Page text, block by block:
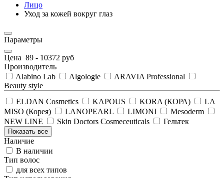
Лицо
Уход за кожей вокруг глаз
Параметры
Цена 89 - 10372 руб
Производитель
Alabino Lab
Algologie
ARAVIA Professional
Beauty style
ELDAN Cosmetics
KAPOUS KORA (КОРА)
LA
MISO (Корея)
LANOPEARL LIMONI
Mesoderm
NEW LINE
Skin Doctors Cosmeceuticals Гельтек
Показать все
Наличие
В наличии
Тип волос
для всех типов